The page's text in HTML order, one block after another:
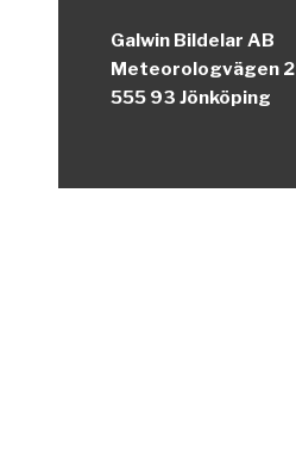
Galwin Bildelar AB
Meteorologvägen 2
555 93 Jönköping